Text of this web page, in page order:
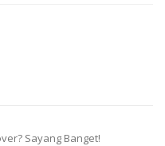
Sayang Banget!